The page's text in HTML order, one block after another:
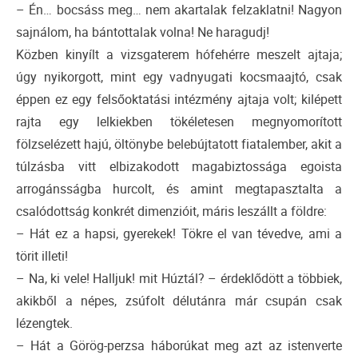
– Én… bocsáss meg… nem akartalak felzaklatni! Nagyon
sajnálom, ha bántottalak volna! Ne haragudj!
Közben kinyílt a vizsgaterem hófehérre meszelt ajtaja;
úgy nyikorgott, mint egy vadnyugati kocsmaajtó, csak
éppen ez egy felsőoktatási intézmény ajtaja volt; kilépett
rajta egy lelkiekben tökéletesen megnyomorított
fölzselézett hajú, öltönybe belebújtatott fiatalember, akit a
túlzásba vitt elbizakodott magabiztossága egoista
arrogánsságba hurcolt, és amint megtapasztalta a
csalódottság konkrét dimenzióit, máris leszállt a földre:
– Hát ez a hapsi, gyerekek! Tökre el van tévedve, ami a
törit illeti!
– Na, ki vele! Halljuk! mit Húztál? – érdeklődött a többiek,
akikből a népes, zsúfolt délutánra már csupán csak
lézengtek.
– Hát a Görög-perzsa háborúkat meg azt az istenverte